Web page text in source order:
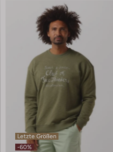
Letzte Größen
-60%